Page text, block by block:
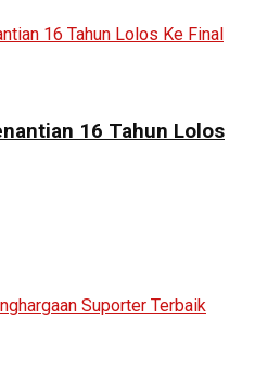
16 Tahun Lolos